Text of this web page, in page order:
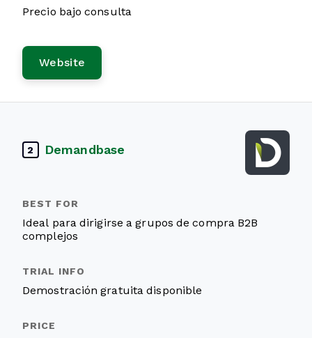
Precio bajo consulta
Website
2 Demandbase
Ideal para dirigirse a grupos de compra B2B
complejos
Demostración gratuita disponible